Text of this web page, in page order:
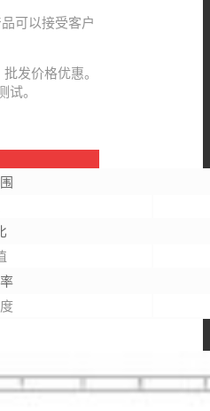
可以接受客户
发价格优惠。
。